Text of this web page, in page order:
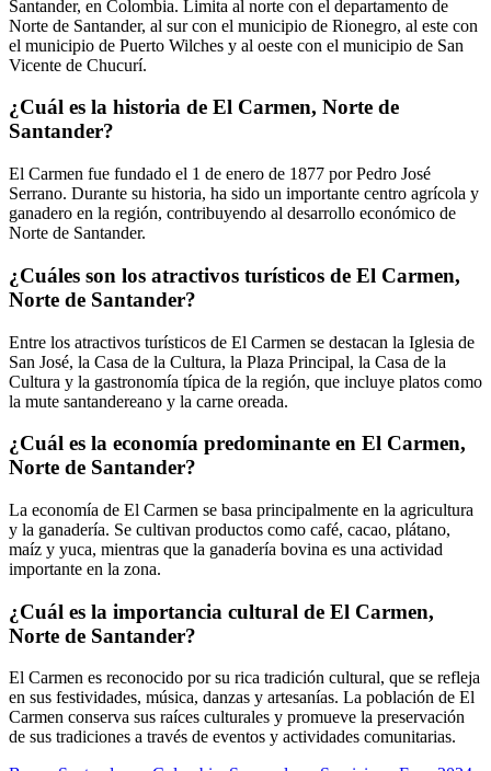
Santander, en Colombia. Limita al norte con el departamento de
Norte de Santander, al sur con el municipio de Rionegro, al este con
el municipio de Puerto Wilches y al oeste con el municipio de San
Vicente de Chucurí.
¿Cuál es la historia de El Carmen, Norte de
Santander?
El Carmen fue fundado el 1 de enero de 1877 por Pedro José
Serrano. Durante su historia, ha sido un importante centro agrícola y
ganadero en la región, contribuyendo al desarrollo económico de
Norte de Santander.
¿Cuáles son los atractivos turísticos de El Carmen,
Norte de Santander?
Entre los atractivos turísticos de El Carmen se destacan la Iglesia de
San José, la Casa de la Cultura, la Plaza Principal, la Casa de la
Cultura y la gastronomía típica de la región, que incluye platos como
la mute santandereano y la carne oreada.
¿Cuál es la economía predominante en El Carmen,
Norte de Santander?
La economía de El Carmen se basa principalmente en la agricultura
y la ganadería. Se cultivan productos como café, cacao, plátano,
maíz y yuca, mientras que la ganadería bovina es una actividad
importante en la zona.
¿Cuál es la importancia cultural de El Carmen,
Norte de Santander?
El Carmen es reconocido por su rica tradición cultural, que se refleja
en sus festividades, música, danzas y artesanías. La población de El
Carmen conserva sus raíces culturales y promueve la preservación
de sus tradiciones a través de eventos y actividades comunitarias.